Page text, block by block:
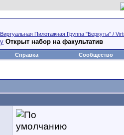
Виртуальная Пилотажная Группа "Беркуты" /
Открыт набор на факультатив
Справка Сообщество